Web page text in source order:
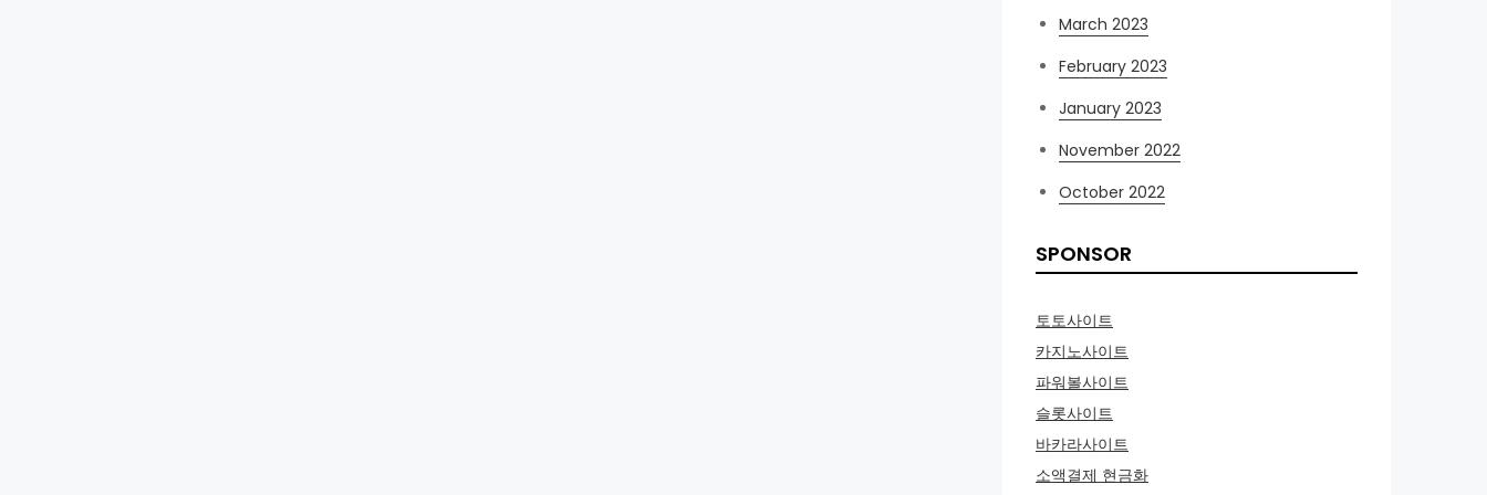
March 2023
February 2023
January 2023
November 2022
October 2022
SPONSOR
토토사이트
카지노사이트
파워볼사이트
슬롯사이트
바카라사이트
소액결제 현금화